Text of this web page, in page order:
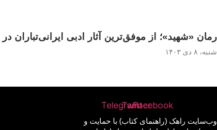
رمان «شهید»؛ از موفق‌ترین آثار ادبی ایرانی‌تباران در
شنبه، ۸ دی ۱۴۰۳
Facebook
Twitter
Telegram
وب‌سایت راهک (راهنمای کتاب) با حمایت و